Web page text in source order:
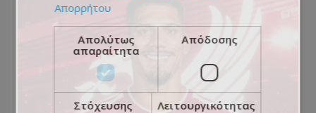
Απορρήτου
Απολύτως
απαραίτητα
Απόδοσης
Στόχευσης Λειτουργικότητας